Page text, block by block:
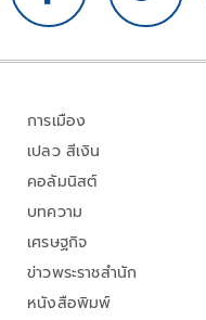
การเมือง
เปลว สีเงิน
คอลัมนิสต์
บทความ
เศรษฐกิจ
ข่าวพระราชสำนัก
หนังสือพิมพ์